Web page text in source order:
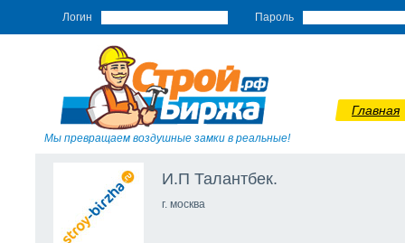
Логин Пароль
Мы превращаем воздушные замки в реальные!
Главная
И.П Талантбек.
г. москва